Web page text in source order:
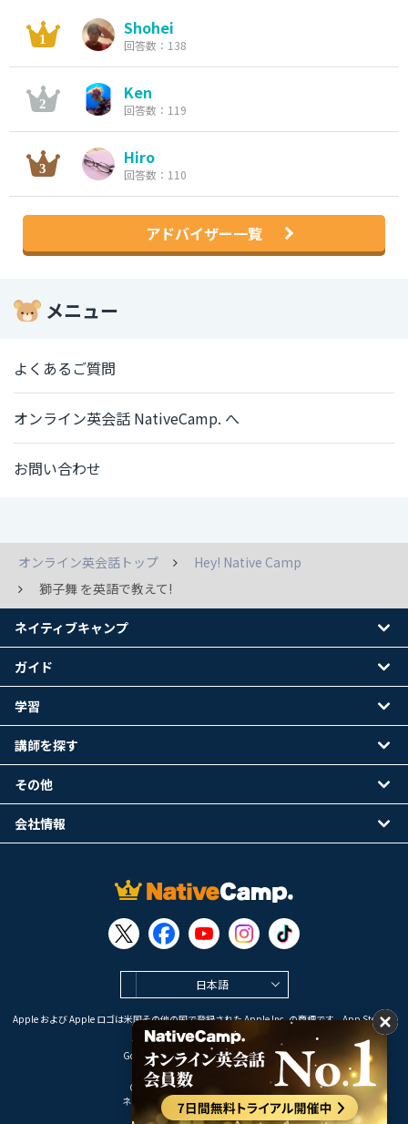
Shohei
回答数：138
Ken
回答数：119
Hiro
回答数：110
アドバイザー一覧
メニュー
よくあるご質問
オンライン英会話 NativeCamp. へ
お問い合わせ
オンライン英会話トップ
Hey! Native Camp
獅子舞 を英語で教えて!
日本語
Apple および Apple ロゴは米国その他の国で登録された Apple Inc. の商標です。App Store は
Apple Inc. のサービスマークです。
Google Play は Google LLC の商標です。
Copyright © 2026 オンライン英会話
ネイティブキャンプ All Rights Reserved.
ネイティブキャンプ
ガイド
学習
講師を探す
その他
会社情報